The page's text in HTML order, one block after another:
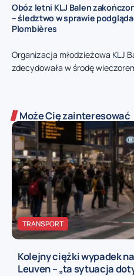
Obóz letni KLJ Balen
– śledztwo w sprawie
Plombières
Organizacja młodzieżowa KLJ
zdecydowała w środę
Może Cię zainteresować
TRANSPORT
Kolejny ciężki wypadek
Leuven – „ta sytuacja